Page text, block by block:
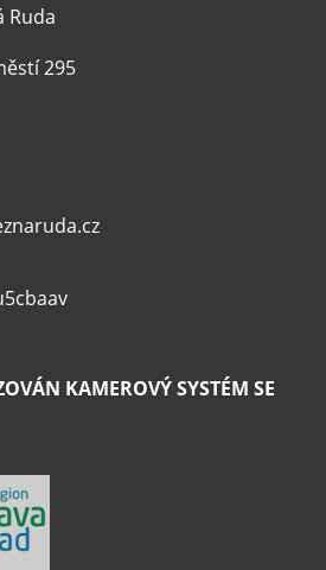
Ruda
295
KAMEROVÝ SYSTÉM SE